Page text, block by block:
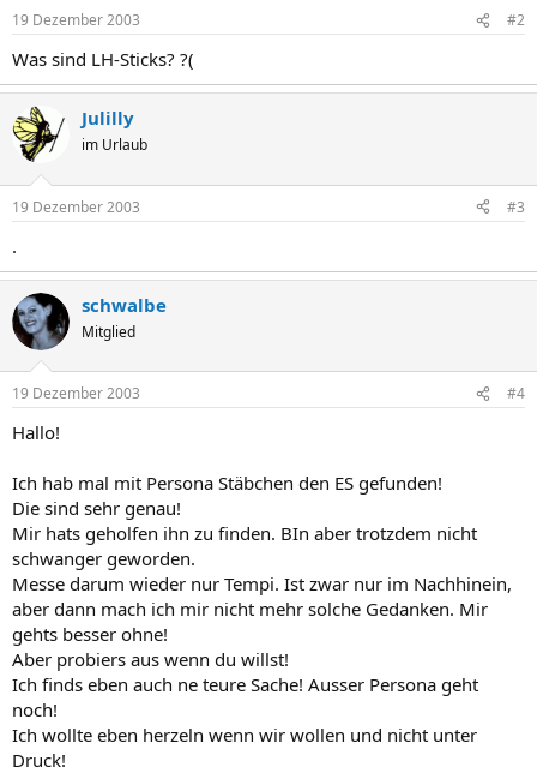
19 Dezember 2003 #2
Was sind LH-Sticks? ?(
Julilly
im Urlaub
19 Dezember 2003 #3
.
schwalbe
Mitglied
19 Dezember 2003 #4
Hallo!
Ich hab mal mit Persona Stäbchen den ES gefunden!
Die sind sehr genau!
Mir hats geholfen ihn zu finden. BIn aber trotzdem nicht
schwanger geworden.
Messe darum wieder nur Tempi. Ist zwar nur im Nachhinein,
aber dann mach ich mir nicht mehr solche Gedanken. Mir
gehts besser ohne!
Aber probiers aus wenn du willst!
Ich finds eben auch ne teure Sache! Ausser Persona geht
noch!
Ich wollte eben herzeln wenn wir wollen und nicht unter
Druck!